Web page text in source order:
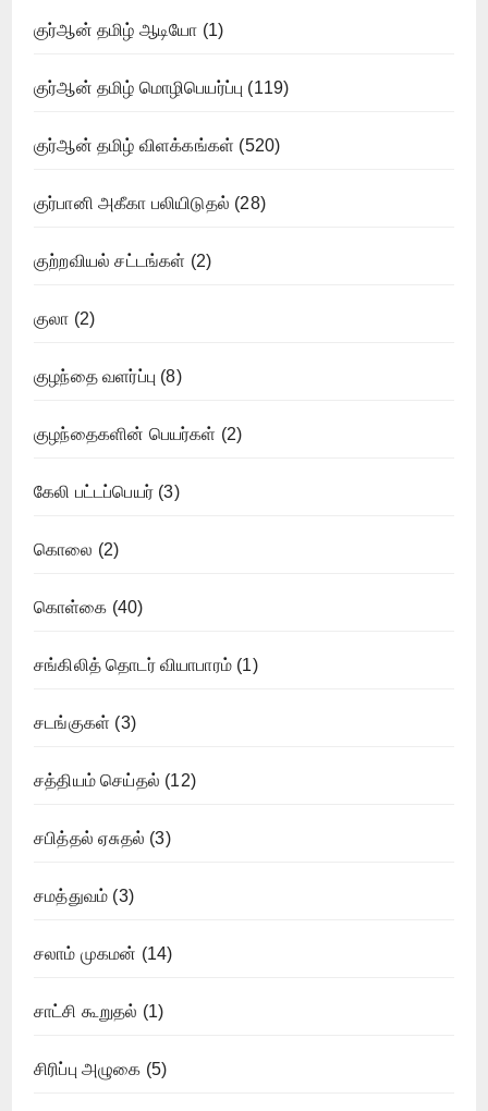
குர்ஆன் தமிழ் ஆடியோ (1)
குர்ஆன் தமிழ் மொழிபெயர்ப்பு (119)
குர்ஆன் தமிழ் விளக்கங்கள் (520)
குர்பானி அகீகா பலியிடுதல் (28)
குற்றவியல் சட்டங்கள் (2)
குலா (2)
குழந்தை வளர்ப்பு (8)
குழந்தைகளின் பெயர்கள் (2)
கேலி பட்டப்பெயர் (3)
கொலை (2)
கொள்கை (40)
சங்கிலித் தொடர் வியாபாரம் (1)
சடங்குகள் (3)
சத்தியம் செய்தல் (12)
சபித்தல் ஏசுதல் (3)
சமத்துவம் (3)
சலாம் முகமன் (14)
சாட்சி கூறுதல் (1)
சிரிப்பு அழுகை (5)